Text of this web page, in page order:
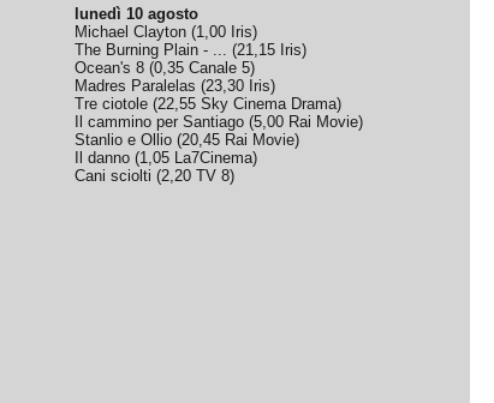
lunedì 10 agosto
Michael Clayton (1,00 Iris)
The Burning Plain - ... (21,15 Iris)
Ocean's 8 (0,35 Canale 5)
Madres Paralelas (23,30 Iris)
Tre ciotole (22,55 Sky Cinema Drama)
Il cammino per Santiago (5,00 Rai Movie)
Stanlio e Ollio (20,45 Rai Movie)
Il danno (1,05 La7Cinema)
Cani sciolti (2,20 TV 8)